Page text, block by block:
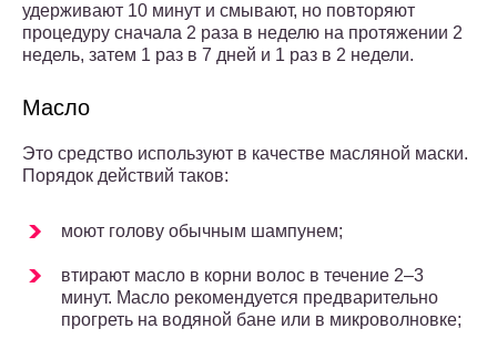
удерживают 10 минут и смывают, но повторяют
процедуру сначала 2 раза в неделю на протяжении 2
недель, затем 1 раз в 7 дней и 1 раз в 2 недели.
Масло
Это средство используют в качестве масляной маски.
Порядок действий таков:
моют голову обычным шампунем;
втирают масло в корни волос в течение 2–3
минут. Масло рекомендуется предварительно
прогреть на водяной бане или в микроволновке;